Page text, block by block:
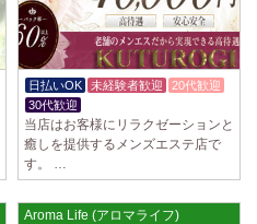
日払いOK 未経験者歓迎
20代歓迎
30代歓迎
当店はお客様にリラクゼーションと
癒しを提供するメンズエステ店で
す。 …
Aroma Life (アロマライフ)